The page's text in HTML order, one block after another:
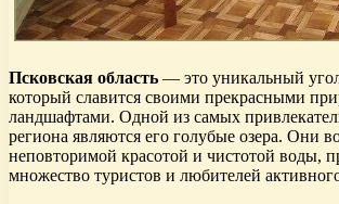
Псковская область — это уникальный
который славится своими прекрасными
ландшафтами. Одной из самых
региона являются его голубые озера. Они
неповторимой красотой и чистотой воды,
множество туристов и любителей